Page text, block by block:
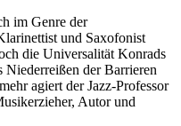
im Genre der
und Saxofonist
die Universalität Konrads
Niederreißen der Barrieren
agiert der Jazz-Professor
Autor und